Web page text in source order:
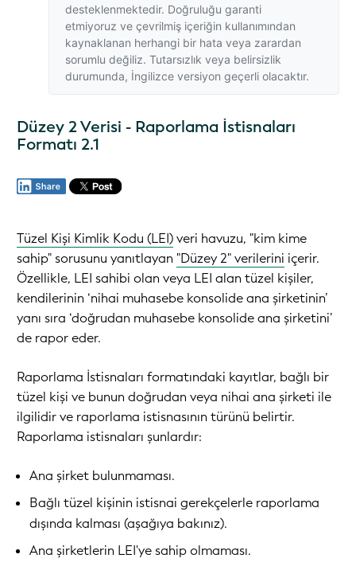
desteklenmektedir. Doğruluğu garanti
etmiyoruz ve çevrilmiş içeriğin kullanımından
kaynaklanan herhangi bir hata veya zarardan
sorumlu değiliz. Tutarsızlık veya belirsizlik
durumunda, İngilizce versiyon geçerli olacaktır.
Düzey 2 Verisi - Raporlama İstisnaları
Formatı 2.1
Tüzel Kişi Kimlik Kodu (LEI)veri havuzu, "kim kime
sahip" sorusunu yanıtlayan "Düzey 2" verilerini içerir.
Özellikle, LEI sahibi olan veya LEI alan tüzel kişiler,
kendilerinin ‘nihai muhasebe konsolide ana şirketinin’
yanı sıra ‘doğrudan muhasebe konsolide ana şirketini’
de rapor eder.
Raporlama İstisnaları formatındaki kayıtlar, bağlı bir
tüzel kişi ve bunun doğrudan veya nihai ana şirketi ile
ilgilidir ve raporlama istisnasının türünü belirtir.
Raporlama istisnaları şunlardır:
Ana şirket bulunmaması.
Bağlı tüzel kişinin istisnai gerekçelerle raporlama
dışında kalması (aşağıya bakınız).
Ana şirketlerin LEI'ye sahip olmaması.